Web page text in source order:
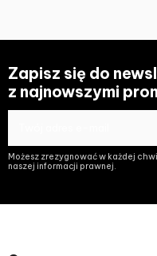
Zapisz się do
z najnowszymi
Możesz zrezygnować w każdej
naszej informacji prawnej.